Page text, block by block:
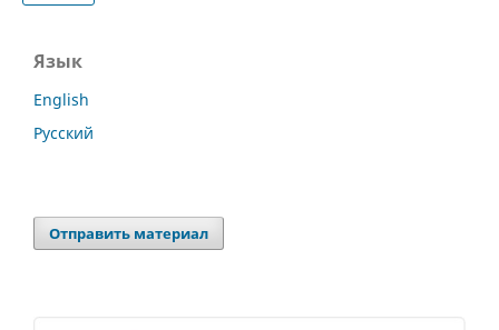
Язык
English
Русский
Отправить материал